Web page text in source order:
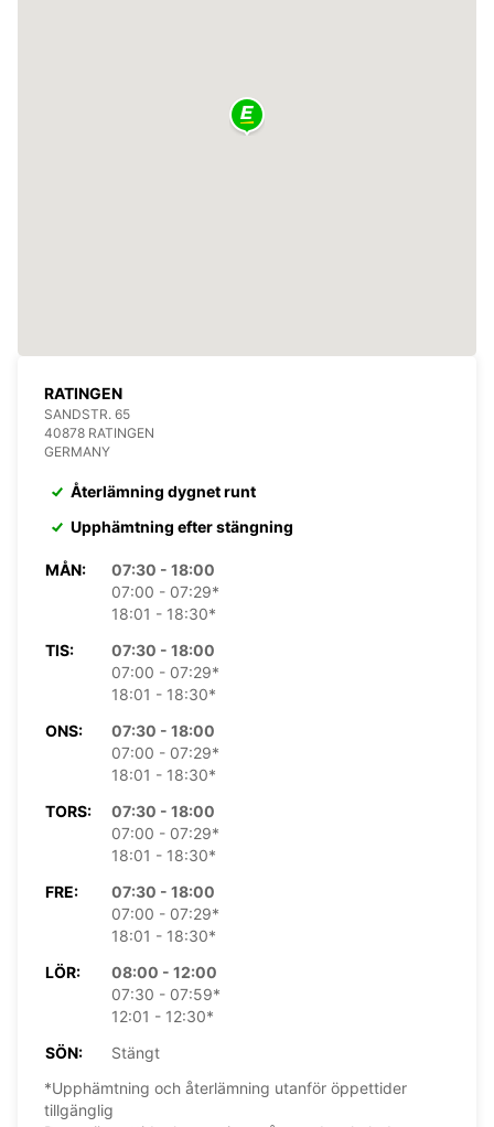
RATINGEN
SANDSTR. 65
40878 RATINGEN
GERMANY
Återlämning dygnet runt
Upphämtning efter stängning
MÅN:
07:30 - 18:00
07:00 - 07:29*
18:01 - 18:30*
TIS:
07:30 - 18:00
07:00 - 07:29*
18:01 - 18:30*
ONS:
07:30 - 18:00
07:00 - 07:29*
18:01 - 18:30*
TORS:
07:30 - 18:00
07:00 - 07:29*
18:01 - 18:30*
FRE:
07:30 - 18:00
07:00 - 07:29*
18:01 - 18:30*
LÖR:
08:00 - 12:00
07:30 - 07:59*
12:01 - 12:30*
SÖN:
Stängt
*Upphämtning och återlämning utanför öppettider
tillgänglig